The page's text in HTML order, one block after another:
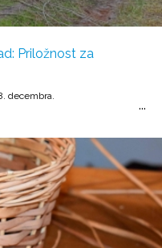
Priložnost za
decembra.